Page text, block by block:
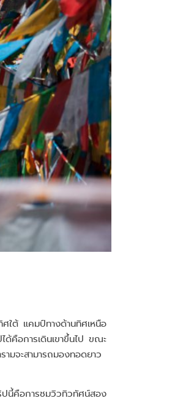
ศใต้ แคมป์ทางด้านทิศเหนือ
ด้คือการเดินเขาขึ้นไป ขณะ
มจะสามารถมองทอดยาว
ปนี้คือการชมวิวทิวทัศน์สอง